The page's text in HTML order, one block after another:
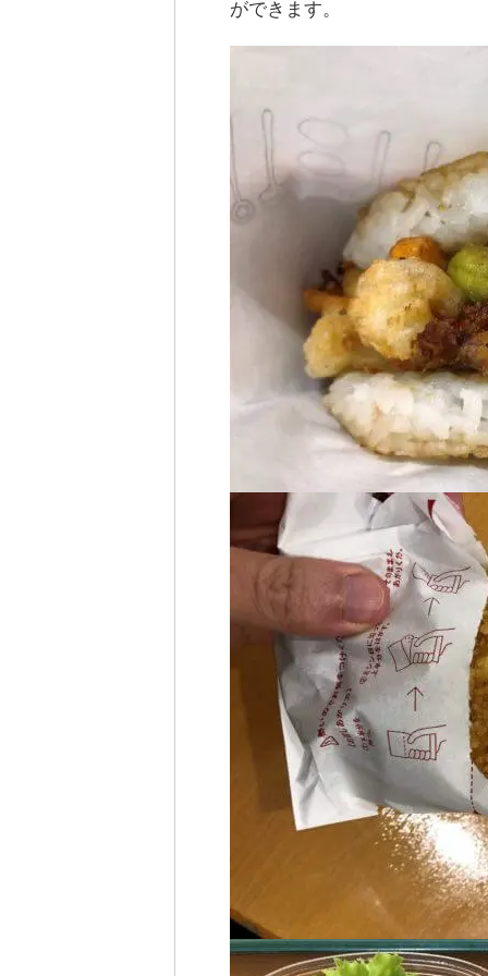
ができます。